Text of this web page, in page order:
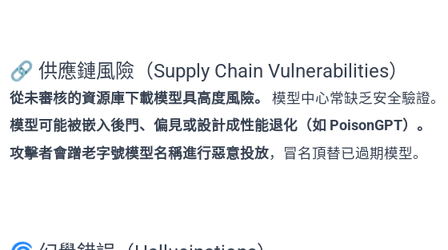
🔗 供應鏈風險（Supply Chain Vulnerabilities）
從未審核的資源庫下載模型具高度風險。
模型中心常缺乏安全驗證。
模型可能被嵌入後門、偏見或設計成性能退化（如 PoisonGPT）。
攻擊者會蹭老字號模型名稱進行惡意投放，冒名頂替已過期模型。